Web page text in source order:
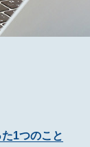
1つのこと